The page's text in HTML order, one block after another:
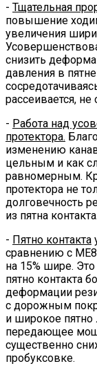
- Тщательная
повышение
увеличения
снизить
давления в
рассеивается,
- Работа над
протектора.
изменению
цельным и как
равномерным.
протектора не
долговечность
из пятна контакта.
- Пятно контакта
сравнению с
на 15% шире.
пятно контакта
деформации
с дорожным
и широкое пятно
передающее
существенно
пробуксовке.